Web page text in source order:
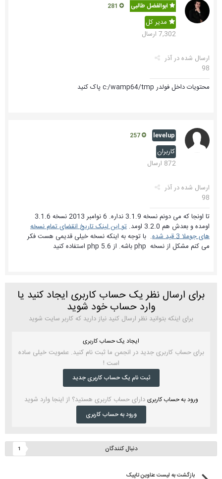
ابوالفضل طالبی 281
مدیر کل
7,302 ارسال
ارسال شده درآذر
98
محتویات داخل فولدر c:/wamp64/tmp پاک کنید
levelup
257
کاربران
872 ارسال
ارسال شده درآذر
98
تا اونجا که می دونم نسخه 3.1.9 نداره. 6 نوامبر 2013 نسخه 3.1.6
اومده و بعدش هم 3.2.0 اومد.
تو این لینک تاریخ انقضای تمام نسخه
های جوملا 3 قید شده
. با توجه به اینکه نسخه خیلی قدیمی هست فکر
می کنم مشکل از نسخه php باشه. از php 5.6 استفاده کنید
برای ارسال نظر یک حساب کاربری ایجاد کنید یا
وارد حساب خود شوید
برای اینکه بتوانید نظر ارسال کنید نیاز دارید که کاربر سایت شوید
ایجاد یک حساب کاربری
برای حساب کاربری جدید در انجمن ما ثبت نام کنید. عضویت خیلی ساده
است !
ثبت نام یک حساب کاربری جدید
ورود به حساب کاربری دارای حساب کاربری هستید؟ از اینجا وارد شوید
ورود به حساب کاربری
دنبال کنندگان 1
بازگشت به لیست عناوین تاپیک